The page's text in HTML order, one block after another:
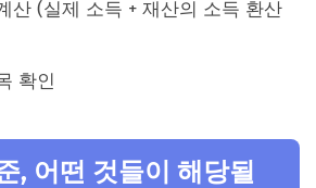
산 (실제 소득 + 재산의 소득 환산
확인
, 어떤 것들이 해당될